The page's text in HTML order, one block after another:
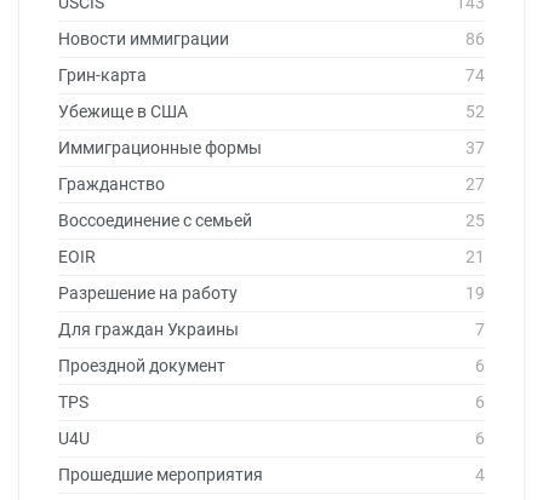
Новости иммиграции
86
Грин-карта
74
Убежище в США
52
Иммиграционные формы
37
Гражданство
27
Воссоединение с семьей
25
EOIR
21
Разрешение на работу
19
Для граждан Украины
7
Проездной документ
6
TPS
6
U4U
6
Прошедшие мероприятия
4